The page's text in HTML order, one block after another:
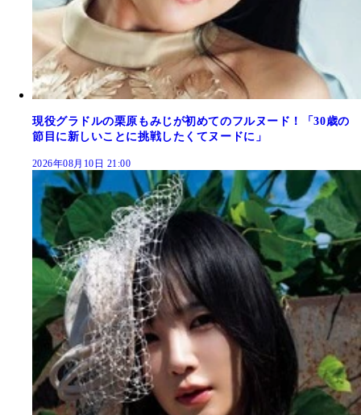
現役グラドルの栗原もみじが初めてのフルヌード！「30歳の
節目に新しいことに挑戦したくてヌードに」
2026年08月10日 21:00